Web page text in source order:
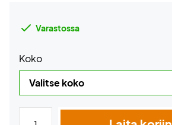
Varastossa
Koko